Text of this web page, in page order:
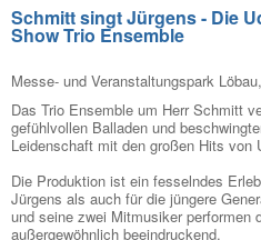
Schmitt singt Jürgens - Die
Show Trio Ensemble
Messe- und Veranstaltungspark
Das Trio Ensemble um Herr Schmitt
gefühlvollen Balladen und
Leidenschaft mit den großen Hits von
Die Produktion ist ein fesselndes
Jürgens als auch für die jüngere
und seine zwei Mitmusiker performen
außergewöhnlich beeindruckend.